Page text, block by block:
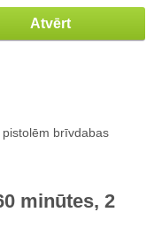
Atvērt
brīvdabas
minūtes, 2